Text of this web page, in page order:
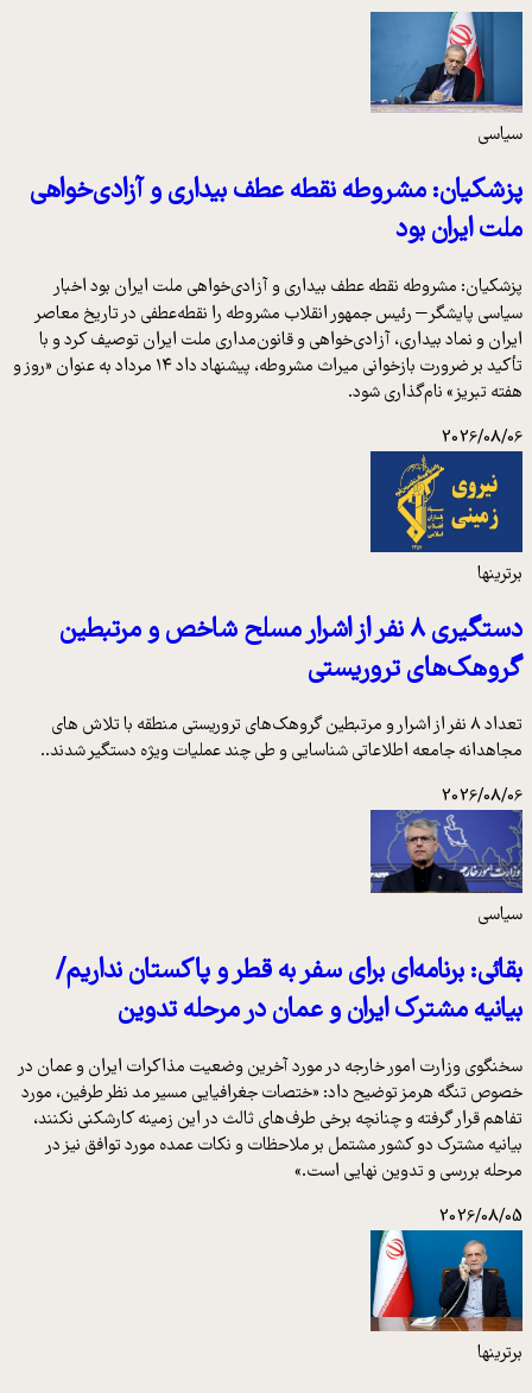
سیاسی
پزشکیان: مشروطه نقطه عطف بیداری و آزادی‌خواهی
ملت ایران بود
پزشکیان: مشروطه نقطه عطف بیداری و آزادی‌خواهی ملت ایران بود اخبار
سیاسی پایشگر– رئیس جمهور انقلاب مشروطه را نقطه‌عطفی در تاریخ معاصر
ایران و نماد بیداری، آزادی‌خواهی و قانون‌مداری ملت ایران توصیف کرد و با
تأکید بر ضرورت بازخوانی میراث مشروطه، پیشنهاد داد ۱۴ مرداد به عنوان «روز و
هفته تبریز» نام‌گذاری شود.
2026/08/06
برترینها
دستگیری ۸ نفر از اشرار مسلح شاخص و مرتبطین
گروهک‌های تروریستی
تعداد ۸ نفر از اشرار و مرتبطین گروهک‌های تروریستی منطقه با تلاش های
مجاهدانه جامعه اطلاعاتی شناسایی و طی چند عملیات ویژه دستگیر شدند..
2026/08/06
سیاسی
بقائی: برنامه‌ای برای سفر به قطر و پاکستان نداریم/
بیانیه مشترک ایران و عمان در مرحله تدوین
سخنگوی وزارت امور خارجه در مورد آخرین وضعیت مذاکرات ایران و عمان در
خصوص تنگه هرمز توضیح داد: «ختصات جغرافیایی مسیر مد نظر طرفین، مورد
تفاهم قرار گرفته و چنانچه برخی طرف‌های ثالث در این زمینه کارشکنی نکنند،
بیانیه مشترک دو کشور مشتمل بر ملاحظات و نکات عمده مورد توافق نیز در
مرحله بررسی و تدوین نهایی است.»
2026/08/05
برترینها